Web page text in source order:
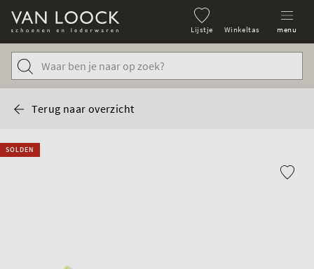
Lijstje Winkeltas menu
Terug naar overzicht
SOLDEN